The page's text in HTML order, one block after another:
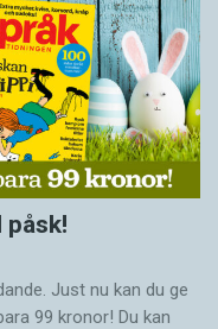
Just nu kan du ge
99 kronor! Du kan